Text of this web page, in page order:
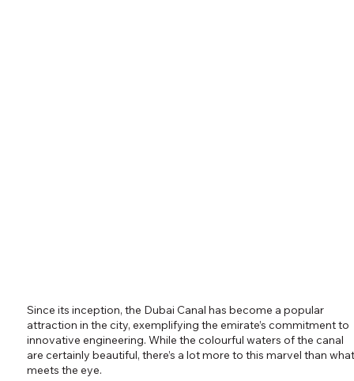
Since its inception, the Dubai Canal has become a popular
attraction in the city, exemplifying the emirate’s commitment to
innovative engineering. While the colourful waters of the canal
are certainly beautiful, there’s a lot more to this marvel than what
meets the eye.